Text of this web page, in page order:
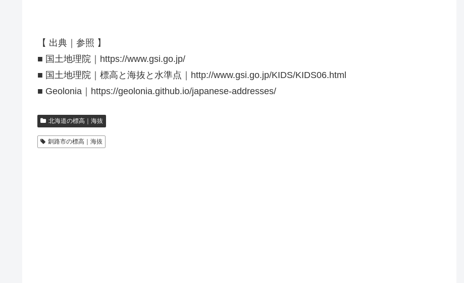
【 出典｜参照 】
■ 国土地理院｜https://www.gsi.go.jp/
■ 国土地理院｜標高と海抜と水準点｜http://www.gsi.go.jp/KIDS/KIDS06.html
■ Geolonia｜https://geolonia.github.io/japanese-addresses/
北海道の標高｜海抜
釧路市の標高｜海抜